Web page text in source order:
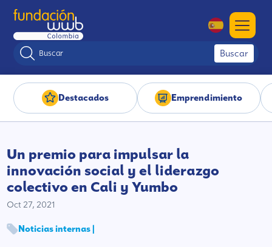
Buscar
Destacados Emprendimiento
Un premio para impulsar la
innovación social y el liderazgo
colectivo en Cali y Yumbo
Oct 27, 2021
Noticias internas |